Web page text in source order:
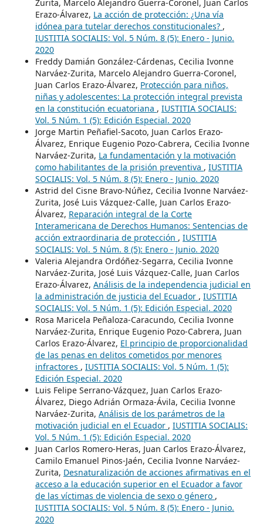
Zurita, Marcelo Alejandro Guerra-Coronel, Juan Carlos
Erazo-Álvarez, La acción de protección: ¿Una vía
idónea para tutelar derechos constitucionales? ,
IUSTITIA SOCIALIS: Vol. 5 Núm. 8 (5): Enero - Junio.
2020
Freddy Damián González-Cárdenas, Cecilia Ivonne
Narváez-Zurita, Marcelo Alejandro Guerra-Coronel,
Juan Carlos Erazo-Álvarez, Protección para niños,
niñas y adolescentes: La protección integral prevista
en la constitución ecuatoriana , IUSTITIA SOCIALIS:
Vol. 5 Núm. 1 (5): Edición Especial. 2020
Jorge Martin Peñafiel-Sacoto, Juan Carlos Erazo-
Álvarez, Enrique Eugenio Pozo-Cabrera, Cecilia Ivonne
Narváez-Zurita, La fundamentación y la motivación
como habilitantes de la prisión preventiva , IUSTITIA
SOCIALIS: Vol. 5 Núm. 8 (5): Enero - Junio. 2020
Astrid del Cisne Bravo-Núñez, Cecilia Ivonne Narváez-
Zurita, José Luis Vázquez-Calle, Juan Carlos Erazo-
Álvarez, Reparación integral de la Corte
Interamericana de Derechos Humanos: Sentencias de
acción extraordinaria de protección , IUSTITIA
SOCIALIS: Vol. 5 Núm. 8 (5): Enero - Junio. 2020
Valeria Alejandra Ordóñez-Segarra, Cecilia Ivonne
Narváez-Zurita, José Luis Vázquez-Calle, Juan Carlos
Erazo-Álvarez, Análisis de la independencia judicial en
la administración de justicia del Ecuador , IUSTITIA
SOCIALIS: Vol. 5 Núm. 1 (5): Edición Especial. 2020
Rosa Maricela Peñaloza-Caracundo, Cecilia Ivonne
Narváez-Zurita, Enrique Eugenio Pozo-Cabrera, Juan
Carlos Erazo-Álvarez, El principio de proporcionalidad
de las penas en delitos cometidos por menores
infractores , IUSTITIA SOCIALIS: Vol. 5 Núm. 1 (5):
Edición Especial. 2020
Luis Felipe Serrano-Vázquez, Juan Carlos Erazo-
Álvarez, Diego Adrián Ormaza-Ávila, Cecilia Ivonne
Narváez-Zurita, Análisis de los parámetros de la
motivación judicial en el Ecuador , IUSTITIA SOCIALIS:
Vol. 5 Núm. 1 (5): Edición Especial. 2020
Juan Carlos Romero-Heras, Juan Carlos Erazo-Álvarez,
Camilo Emanuel Pinos-Jaén, Cecilia Ivonne Narváez-
Zurita, Desnaturalización de acciones afirmativas en el
acceso a la educación superior en el Ecuador a favor
de las víctimas de violencia de sexo o género ,
IUSTITIA SOCIALIS: Vol. 5 Núm. 8 (5): Enero - Junio.
2020